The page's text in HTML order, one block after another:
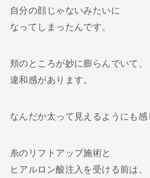
自分の顔じゃないみたいに
なってしまったんです。
頬のところが妙に膨らんでいて、
違和感があります。
なんだか太って見えるようにも感
糸のリフトアップ施術と
ヒアルロン酸注入を受ける前は、